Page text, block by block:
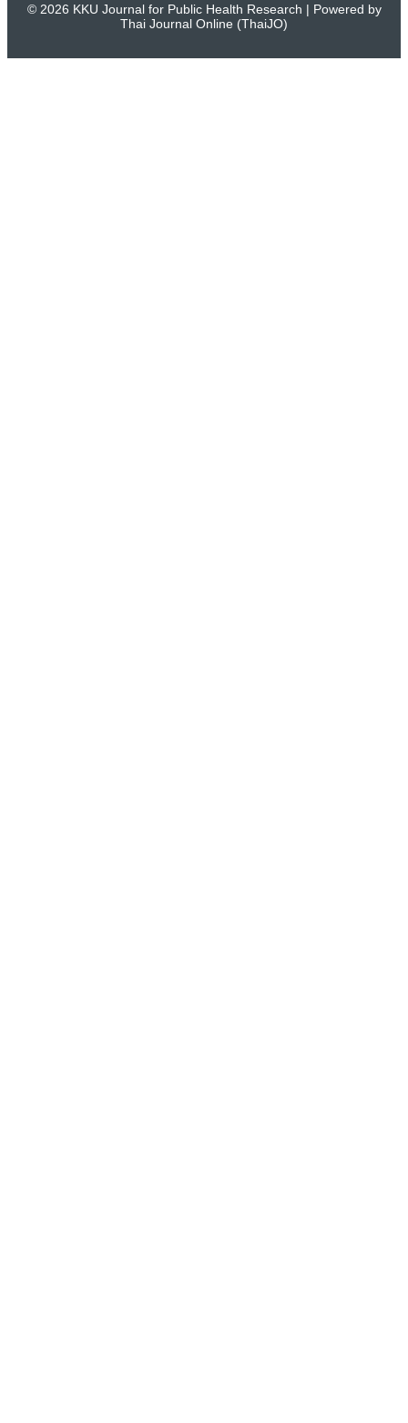
© 2026 KKU Journal for Public Health Research | Powered by
Thai Journal Online (ThaiJO)